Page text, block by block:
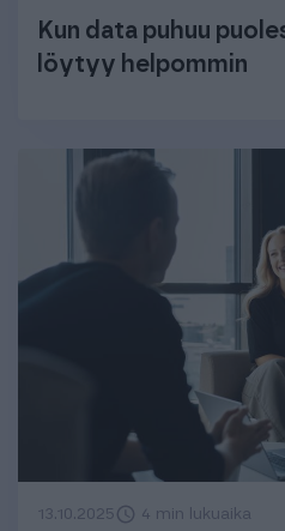
Kun data puhuu
löytyy helpommin
13.10.2025 4 min lukuaika